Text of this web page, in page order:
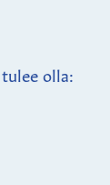
olla: